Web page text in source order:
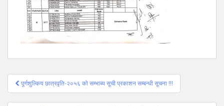
Post
navigation
पूर्णशुल्किय छात्रवृति-२०५६ को सम्भाब्य सूची प्रकाशन सम्बन्धी सूचना !!!